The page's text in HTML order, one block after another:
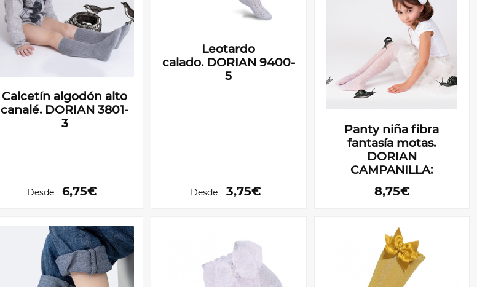
Calcetín algodón alto
canalé. DORIAN 3801-
3
Desde 6,75€
Leotardo
calado. DORIAN 9400-
5
Desde 3,75€
Panty niña fibra
fantasía motas.
DORIAN
CAMPANILLA:
8,75€